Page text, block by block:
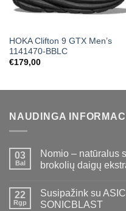
HOKA Clifton 9 GTX Men’s
1141470-BBLC
€179,00
NAUDINGA
03
Bal
Nomio – natūralus
brokolių daigų
22
Rgp
Susipažink su
SONICBLAST